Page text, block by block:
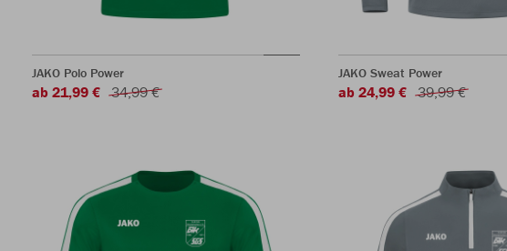
JAKO Polo Power
ab 21,99 € 34,99 €
JAKO Sweat Power
ab 24,99 € 39,99 €